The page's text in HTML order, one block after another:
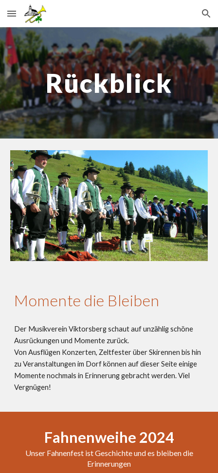
Skip to main content Skip to navigation
Rückblick
Momente die Bleiben
Der Musikverein Viktorsberg schaut auf unzählig schöne
Ausrückungen und Momente zurück.
Von Ausflügen Konzerten, Zeltfester über Skirennen bis hin
zu Veranstaltungen im Dorf können auf dieser Seite einige
Momente nochmals in Erinnerung gebracht werden. Viel
Vergnügen!
Fahnenweihe 2024
Unser Fahnenfest ist Geschichte und es bleiben die
Erinnerungen